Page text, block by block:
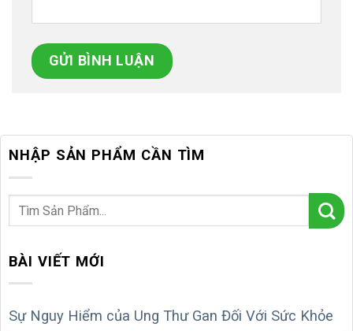
NHẬP SẢN PHẨM CẦN TÌM
BÀI VIẾT MỚI
Sự Nguy Hiểm của Ung Thư Gan Đối Với Sức Khỏe